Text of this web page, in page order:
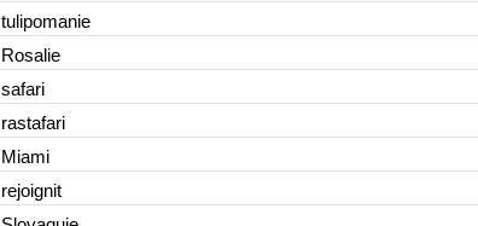
tulipomanie
Rosalie
safari
rastafari
Miami
rejoignit